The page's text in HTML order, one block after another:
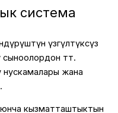
система
үзгүлтүксүз
өтөт.
жана
кызматташтыктын